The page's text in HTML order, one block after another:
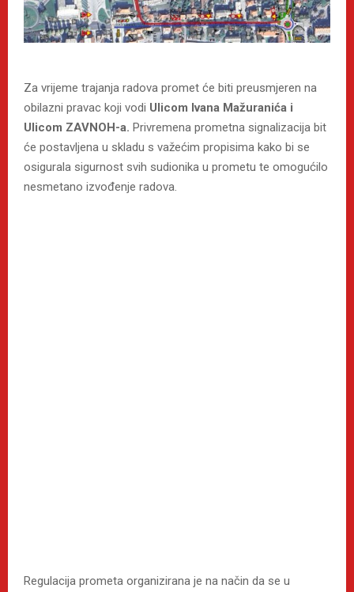
Za vrijeme trajanja radova promet će biti preusmjeren na
obilazni pravac koji vodi Ulicom Ivana Mažuranića i
Ulicom ZAVNOH-a. Privremena prometna signalizacija bit
će postavljena u skladu s važećim propisima kako bi se
osigurala sigurnost svih sudionika u prometu te omogućilo
nesmetano izvođenje radova.
Regulacija prometa organizirana je na način da se u